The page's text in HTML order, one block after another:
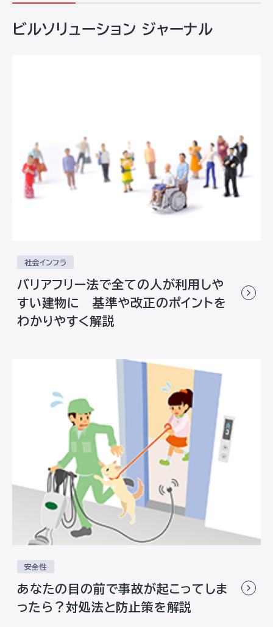
ビルソリューション ジャーナル
社会インフラ
バリアフリー法で全ての人が利用しや
すい建物に 基準や改正のポイントを
わかりやすく解説
安全性
あなたの目の前で事故が起こってしま
ったら？対処法と防止策を解説